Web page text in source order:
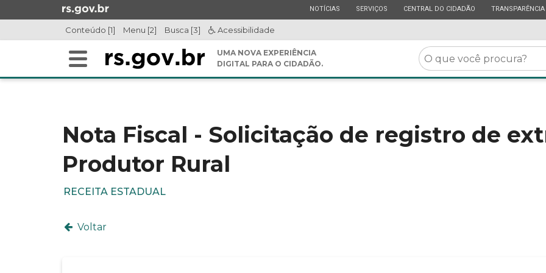
para
para
ESTADO
NOTÍCIAS ESTADO
SERVIÇOS ESTADO
CENTRAL DO CIDADÃO ESTADO
TRANSPARÊNCIA
Conteúdo [1] Menu [2] Busca [3] Acessibilidade
Alterna
UMA NOVA EXPERIÊNCIA
DIGITAL PARA O CIDADÃO.
O
que
você
Nota Fiscal - Solicitação de registro de
Produtor Rural
RECEITA ESTADUAL
Voltar